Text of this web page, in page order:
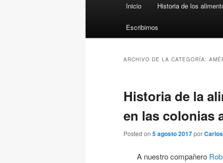
Inicio Historia de los
Escribirnos
ARCHIVO DE LA CATEGORÍA:
Historia de la
en las colonias
Posted on 5 agosto 2017por
A nuestro compañero